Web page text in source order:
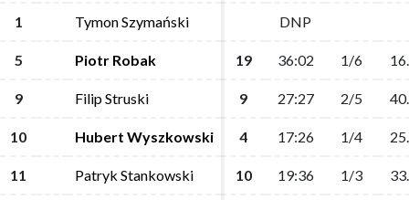
1 Tymon Szymański DNP
5 Piotr Robak 19 36:02 1/6
9 Filip Struski 9 27:27 2/5
10 Hubert Wyszkowski 4 17:26 1/4
11 Patryk Stankowski 10 19:36 1/3
1 Tymon Szymański DNP
5 Piotr Robak 19 36:02 1/6
9 Filip Struski 9 27:27 2/5
10 Hubert Wyszkowski 4 17:26 1/4
11 Patryk Stankowski 10 19:36 1/3